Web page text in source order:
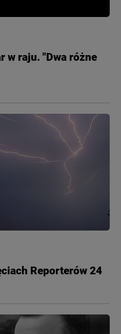
w raju. "Dwa różne
Reporterów 24